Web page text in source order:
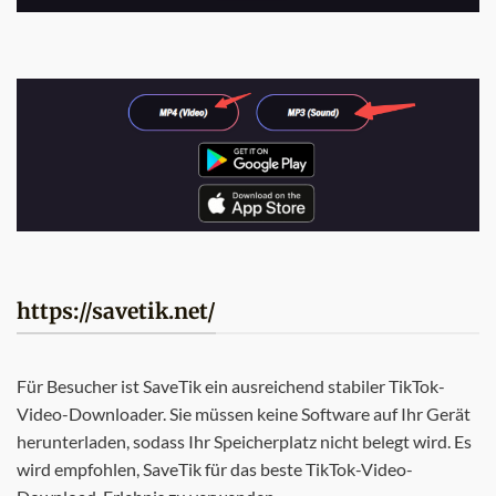
https://savetik.net/
Für Besucher ist SaveTik ein ausreichend stabiler TikTok-
Video-Downloader. Sie müssen keine Software auf Ihr Gerät
herunterladen, sodass Ihr Speicherplatz nicht belegt wird. Es
wird empfohlen, SaveTik für das beste TikTok-Video-